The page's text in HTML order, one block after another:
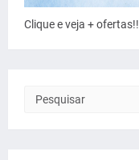
Clique e veja + ofertas!!